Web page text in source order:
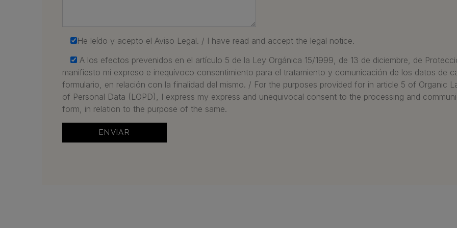
He leído y acepto el Aviso Legal. / I have read and accept the legal notice.
A los efectos prevenidos en el artículo 5 de la Ley Orgánica 15/1999, de 13 de diciembre, de
manifiesto mi expreso e inequívoco consentimiento para el tratamiento y comunicación de los datos de
formulario, en relación con la finalidad del mismo. / For the purposes provided for in article 5 of Organic
of Personal Data (LOPD), I express my express and unequivocal consent to the processing and
form, in relation to the purpose of the same.